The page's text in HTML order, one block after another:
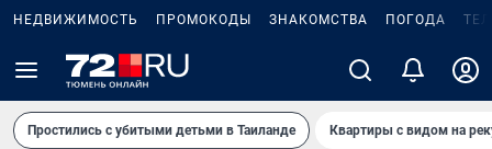
НЕДВИЖИМОСТЬ ПРОМОКОДЫ ЗНАКОМСТВА ПОГОДА
Простились с убитыми детьми в Таиланде Квартиры с видом на